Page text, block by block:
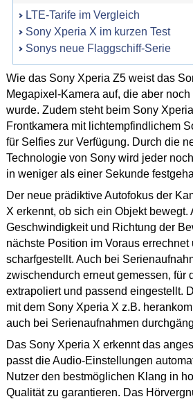
LTE-Tarife im Vergleich
Sony Xperia X im kurzen Test
Sonys neue Flaggschiff-Serie
Wie das Sony Xperia Z5 weist das
Megapixel-Kamera auf, die aber
wurde. Zudem steht beim Sony
Frontkamera mit lichtempfindlichem
für Selfies zur Verfügung. Durch die
Technologie von Sony wird jeder
in weniger als einer Sekunde
Der neue prädiktive Autofokus der
X erkennt, ob sich ein Objekt bewegt.
Geschwindigkeit und Richtung der
nächste Position im Voraus errechnet
scharfgestellt. Auch bei
zwischendurch erneut gemessen, für
extrapoliert und passend eingestellt.
mit dem Sony Xperia X z.B.
auch bei Serienaufnahmen
Das Sony Xperia X erkennt das
passt die Audio-Einstellungen
Nutzer den bestmöglichen Klang in
Qualität zu garantieren. Das